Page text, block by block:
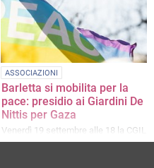
ASSOCIAZIONI
Barletta si mobilita per la
pace: presidio ai Giardini De
Nittis per Gaza
Venerdì 19 settembre alle 18 la CGIL
e le associazioni de “La via